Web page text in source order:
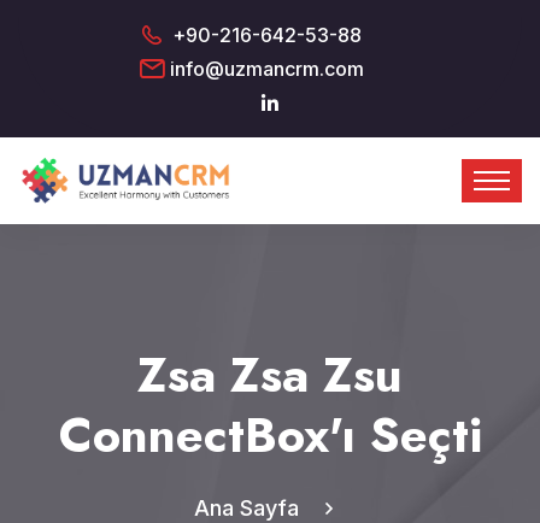
+90-216-642-53-88
info@uzmancrm.com
Zsa Zsa Zsu
ConnectBox'ı Seçti
Ana Sayfa